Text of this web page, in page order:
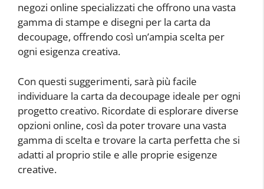
negozi online specializzati che offrono una vasta
gamma di stampe e disegni per la carta da
decoupage, offrendo così un’ampia scelta per
ogni esigenza creativa.
Con questi suggerimenti, sarà più facile
individuare la carta da decoupage ideale per ogni
progetto creativo. Ricordate di esplorare diverse
opzioni online, così da poter trovare una vasta
gamma di scelta e trovare la carta perfetta che si
adatti al proprio stile e alle proprie esigenze
creative.